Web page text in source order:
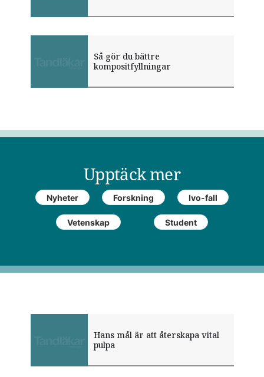
Så gör du bättre
kompositfyllningar
Hans mål är att återskapa vital
pulpa
Upptäck mer
Nyheter Forskning Ivo-fall
Vetenskap Student